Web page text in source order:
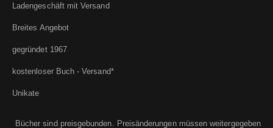
Ladengeschäft mit Versand
Breites Angebot
gegründet 1967
kostenloser Buch - Versand*
Unikate
Bücher sind preisgebunden. Preisänderungen müssen weitergegeben